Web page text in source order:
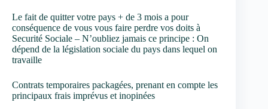
Le fait de quitter votre pays + de 3 mois a pour
conséquence de vous vous faire perdre vos doits à
Securité Sociale – N’oubliez jamais ce principe : On
dépend de la législation sociale du pays dans lequel on
travaille
Contrats temporaires packagées, prenant en compte les
principaux frais imprévus et inopinées